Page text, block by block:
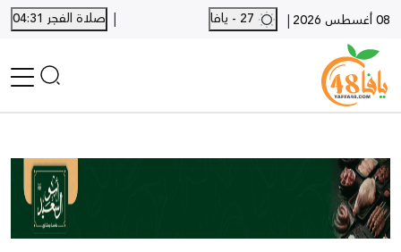
08 أغسطس 2026 |
| صلاة الفجر 04:31
أخبار محلية
أخبار يافا
SHORTS
أخبار اللد والرملة